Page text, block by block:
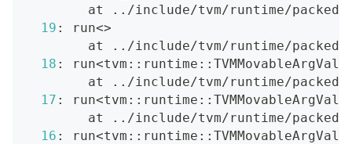
        at
.. /include/tvm/runtime/
19 : run<>
        at
.. /include/tvm/runtime/
18 : run<
        at
.. /include/tvm/runtime/
17 : run<
        at
.. /include/tvm/runtime/
16 : run<